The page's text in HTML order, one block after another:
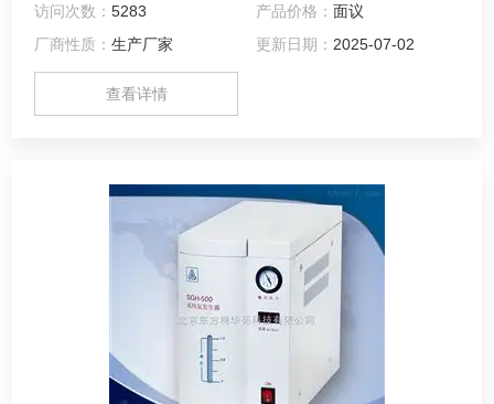
输出的需要自动调整，维持输出压力的稳定。
访问次数：5283 产品价格： 面议
厂商性质：生产厂家 更新日期： 2025-07-02
查看详情